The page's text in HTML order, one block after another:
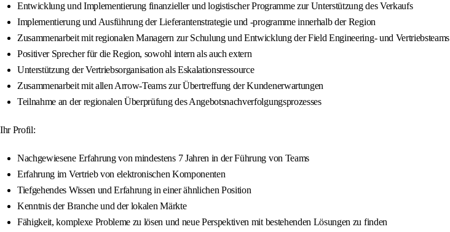
Entwicklung und Implementierung finanzieller und logistischer Programme zur Unterstützung des Verkaufs
Implementierung und Ausführung der Lieferantenstrategie und -programme innerhalb der Region
Zusammenarbeit mit regionalen Managern zur Schulung und Entwicklung der Field Engineering- und Vertriebsteams
Positiver Sprecher für die Region, sowohl intern als auch extern
Unterstützung der Vertriebsorganisation als Eskalationsressource
Zusammenarbeit mit allen Arrow-Teams zur Übertreffung der Kundenerwartungen
Teilnahme an der regionalen Überprüfung des Angebotsnachverfolgungsprozesses
Ihr Profil:
Nachgewiesene Erfahrung von mindestens 7 Jahren in der Führung von Teams
Erfahrung im Vertrieb von elektronischen Komponenten
Tiefgehendes Wissen und Erfahrung in einer ähnlichen Position
Kenntnis der Branche und der lokalen Märkte
Fähigkeit, komplexe Probleme zu lösen und neue Perspektiven mit bestehenden Lösungen zu finden